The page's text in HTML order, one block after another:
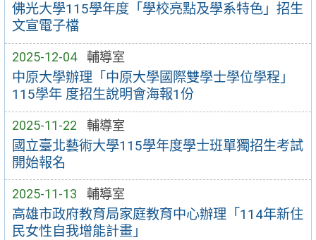
佛光大學115學年度「學校亮點及學系特色」招生
文宣電子檔
2025-12-04 輔導室
中原大學辦理「中原大學國際雙學士學位學程」
115學年 度招生說明會海報1份
2025-11-22 輔導室
國立臺北藝術大學115學年度學士班單獨招生考試
開始報名
2025-11-13 輔導室
高雄市政府教育局家庭教育中心辦理「114年新住
民女性自我增能計畫」